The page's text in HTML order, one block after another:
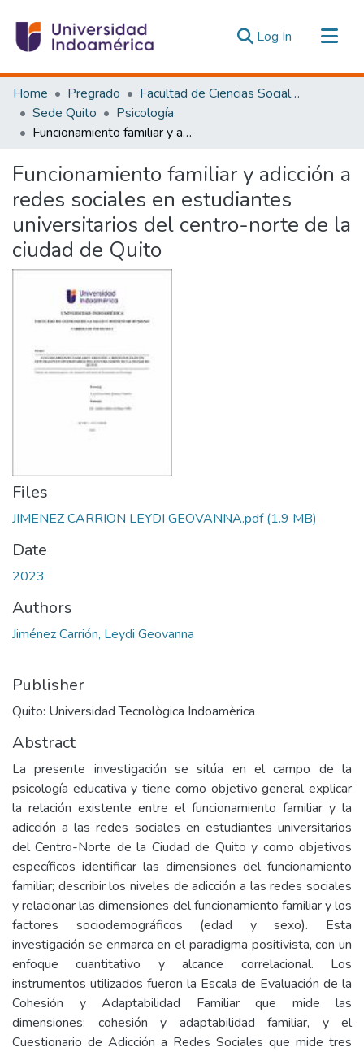
Log In (current)
Communities & Collections
All of DSpace
Statistics
Home Pregrado
Facultad de Ciencias Sociales y Humanas
Sede Quito
Psicología
Funcionamiento familiar y adicción a redes sociales en estudiantes universitarios del centro-norte de la ciudad de Quito
Funcionamiento familiar y adicción a
redes sociales en estudiantes
universitarios del centro-norte de la
ciudad de Quito
Files
JIMENEZ CARRION LEYDI GEOVANNA.pdf(1.9 MB)
Date
2023
Authors
Jiménez Carrión, Leydi Geovanna
Publisher
Quito: Universidad Tecnològica Indoamèrica
Abstract
La presente investigación se sitúa en el campo de la
psicología educativa y tiene como objetivo general explicar
la relación existente entre el funcionamiento familiar y la
adicción a las redes sociales en estudiantes universitarios
del Centro-Norte de la Ciudad de Quito y como objetivos
específicos identificar las dimensiones del funcionamiento
familiar; describir los niveles de adicción a las redes sociales
y relacionar las dimensiones del funcionamiento familiar y los
factores sociodemográficos (edad y sexo). Esta
investigación se enmarca en el paradigma positivista, con un
enfoque cuantitativo y alcance correlacional. Los
instrumentos utilizados fueron la Escala de Evaluación de la
Cohesión y Adaptabilidad Familiar que mide las
dimensiones: cohesión y adaptabilidad familiar, y el
Cuestionario de Adicción a Redes Sociales que mide tres